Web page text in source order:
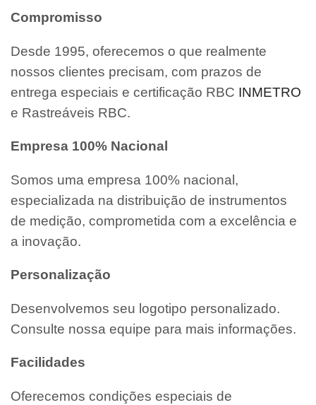
Compromisso
Desde 1995, oferecemos o que realmente
nossos clientes precisam, com prazos de
entrega especiais e certificação RBC INMETRO
e Rastreáveis RBC.
Empresa 100% Nacional
Somos uma empresa 100% nacional,
especializada na distribuição de instrumentos
de medição, comprometida com a excelência e
a inovação.
Personalização
Desenvolvemos seu logotipo personalizado.
Consulte nossa equipe para mais informações.
Facilidades
Oferecemos condições especiais de